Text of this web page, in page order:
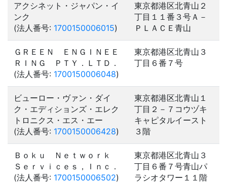
アクシネット・ジャパン・イ
ンク
(法人番号: 1700150006015)
東京都港区北青山２
丁目１１番３号Ａ－
ＰＬＡＣＥ青山
ＧＲＥＥＮ ＥＮＧＩＮＥＥ
ＲＩＮＧ ＰＴＹ．ＬＴＤ．
(法人番号: 1700150006048)
東京都港区北青山３
丁目６番７号
ビューロー・ヴァン・ダイ
ク・エディションズ・エレク
トロニクス・エス・エー
(法人番号: 1700150006428)
東京都港区北青山１
丁目２－７コウヅキ
キャピタルイースト
３階
Ｂｏｋｕ Ｎｅｔｗｏｒｋ
Ｓｅｒｖｉｃｅｓ，Ｉｎｃ．
(法人番号: 1700150006502)
東京都港区北青山３
丁目６番７号青山パ
ラシオタワー１１階